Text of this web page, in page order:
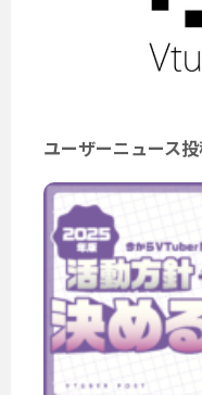
ユーザーニュース